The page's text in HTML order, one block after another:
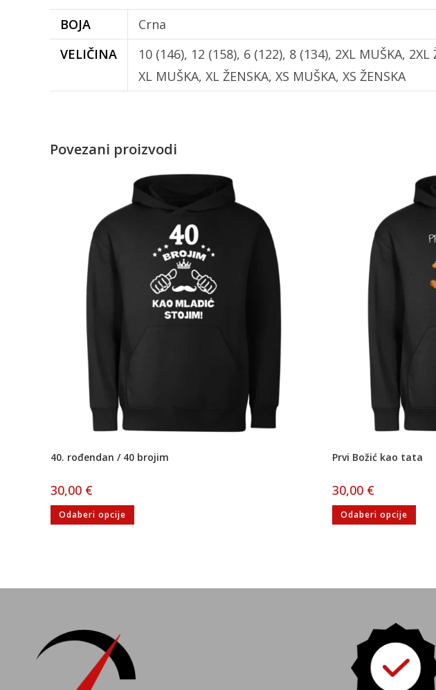
BOJA
Crna
VELIČINA
10 (146), 12 (158), 6 (122), 8 (134), 2XL MUŠKA, 2XL
XL MUŠKA, XL ŽENSKA, XS MUŠKA, XS ŽENSKA
Povezani proizvodi
40. rođendan / 40 brojim
30,00 €
Odaberi opcije
Prvi Božić kao tata
30,00 €
Odaberi opcije